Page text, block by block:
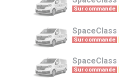
Sur commande
SpaceClass
Sur commande
SpaceClass
Sur commande